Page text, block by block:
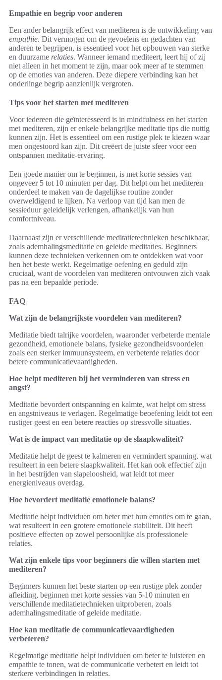
Empathie en begrip voor anderen
Een ander belangrijk effect van mediteren is de ontwikkeling van
empathie. Dit vermogen om de gevoelens en gedachten van
anderen te begrijpen, is essentieel voor het opbouwen van sterke
en duurzame relaties. Wanneer iemand mediteert, leert hij of zij
niet alleen in het moment te zijn, maar ook meer af te stemmen
op de emoties van anderen. Deze diepere verbinding kan het
onderlinge begrip aanzienlijk vergroten.
Tips voor het starten met mediteren
Voor iedereen die geïnteresseerd is in mindfulness en het starten
met mediteren, zijn er enkele belangrijke meditatie tips die nuttig
kunnen zijn. Het is essentieel om een rustige plek te kiezen waar
men ongestoord kan zijn. Dit creëert de juiste sfeer voor een
ontspannen meditatie-ervaring.
Een goede manier om te beginnen, is met korte sessies van
ongeveer 5 tot 10 minuten per dag. Dit helpt om het mediteren
onderdeel te maken van de dagelijkse routine zonder
overweldigend te lijken. Na verloop van tijd kan men de
sessieduur geleidelijk verlengen, afhankelijk van hun
comfortniveau.
Daarnaast zijn er verschillende meditatietechnieken beschikbaar,
zoals ademhalingsmeditatie en geleide meditaties. Beginners
kunnen deze technieken verkennen om te ontdekken wat voor
hen het beste werkt. Regelmatige oefening en geduld zijn
cruciaal, want de voordelen van mediteren ontvouwen zich vaak
pas na een bepaalde periode.
FAQ
Wat zijn de belangrijkste voordelen van mediteren?
Meditatie biedt talrijke voordelen, waaronder verbeterde mentale
gezondheid, emotionele balans, fysieke gezondheidsvoordelen
zoals een sterker immuunsysteem, en verbeterde relaties door
betere communicatievaardigheden.
Hoe helpt mediteren bij het verminderen van stress en
angst?
Meditatie bevordert ontspanning en kalmte, wat helpt om stress
en angstniveaus te verlagen. Regelmatige beoefening leidt tot een
rustiger geest en een betere reacties op stressvolle situaties.
Wat is de impact van meditatie op de slaapkwaliteit?
Meditatie helpt de geest te kalmeren en vermindert spanning, wat
resulteert in een betere slaapkwaliteit. Het kan ook effectief zijn
in het bestrijden van slapeloosheid, wat leidt tot meer
energieniveaus overdag.
Hoe bevordert meditatie emotionele balans?
Meditatie helpt individuen om beter met hun emoties om te gaan,
wat resulteert in een grotere emotionele stabiliteit. Dit heeft
positieve effecten op zowel persoonlijke als professionele
relaties.
Wat zijn enkele tips voor beginners die willen starten met
mediteren?
Beginners kunnen het beste starten op een rustige plek zonder
afleiding, beginnen met korte sessies van 5-10 minuten en
verschillende meditatietechnieken uitproberen, zoals
ademhalingsmeditatie of geleide meditatie.
Hoe kan meditatie de communicatievaardigheden
verbeteren?
Regelmatige meditatie helpt individuen om beter te luisteren en
empathie te tonen, wat de communicatie verbetert en leidt tot
sterkere verbindingen in relaties.